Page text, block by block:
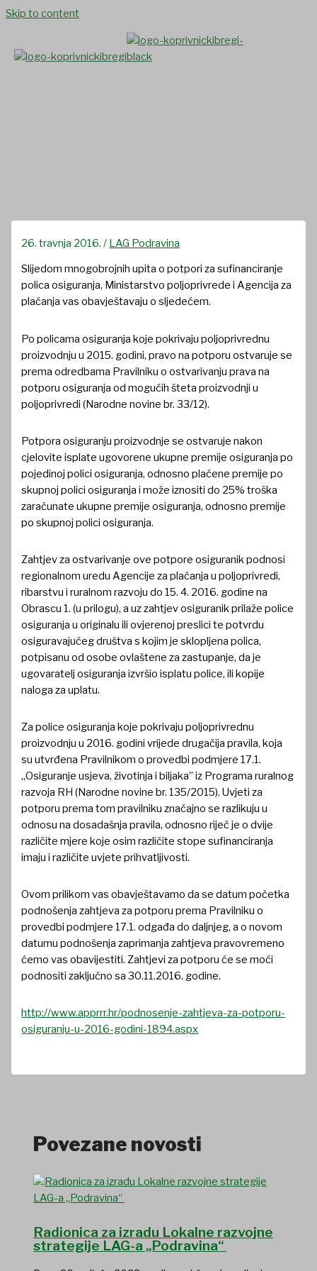
Skip to content
26. travnja 2016./ LAG Podravina
Slijedom mnogobrojnih upita o potpori za sufinanciranje
polica osiguranja, Ministarstvo poljoprivrede i Agencija za
plaćanja vas obavještavaju o sljedećem.
Po policama osiguranja koje pokrivaju poljoprivrednu
proizvodnju u 2015. godini, pravo na potporu ostvaruje se
prema odredbama Pravilniku o ostvarivanju prava na
potporu osiguranja od mogućih šteta proizvodnji u
poljoprivredi (Narodne novine br. 33/12).
Potpora osiguranju proizvodnje se ostvaruje nakon
cjelovite isplate ugovorene ukupne premije osiguranja po
pojedinoj polici osiguranja, odnosno plaćene premije po
skupnoj polici osiguranja i može iznositi do 25% troška
zaračunate ukupne premije osiguranja, odnosno premije
po skupnoj polici osiguranja.
Zahtjev za ostvarivanje ove potpore osiguranik podnosi
regionalnom uredu Agencije za plaćanja u poljoprivredi,
ribarstvu i ruralnom razvoju do 15. 4. 2016. godine na
Obrascu 1. (u prilogu), a uz zahtjev osiguranik prilaže police
osiguranja u originalu ili ovjerenoj preslici te potvrdu
osiguravajućeg društva s kojim je sklopljena polica,
potpisanu od osobe ovlaštene za zastupanje, da je
ugovaratelj osiguranja izvršio isplatu police, ili kopije
naloga za uplatu.
Za police osiguranja koje pokrivaju poljoprivrednu
proizvodnju u 2016. godini vrijede drugačija pravila, koja
su utvrđena Pravilnikom o provedbi podmjere 17.1.
„Osiguranje usjeva, životinja i biljaka” iz Programa ruralnog
razvoja RH (Narodne novine br. 135/2015). Uvjeti za
potporu prema tom pravilniku značajno se razlikuju u
odnosu na dosadašnja pravila, odnosno riječ je o dvije
različite mjere koje osim različite stope sufinanciranja
imaju i različite uvjete prihvatljivosti.
Ovom prilikom vas obavještavamo da se datum početka
podnošenja zahtjeva za potporu prema Pravilniku o
provedbi podmjere 17.1. odgađa do daljnjeg, a o novom
datumu podnošenja zaprimanja zahtjeva pravovremeno
ćemo vas obavijestiti. Zahtjevi za potporu će se moći
podnositi zaključno sa 30.11.2016. godine.
http://www.apprrr.hr/podnosenje-zahtjeva-za-potporu-
osiguranju-u-2016-godini-1894.aspx
Povezane novosti
Radionica za izradu Lokalne razvojne
strategije LAG-a „Podravina“